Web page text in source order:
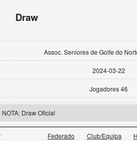
Draw
Assoc. Seniores de Golfe do
2024-03-22
Jogadores 46
NOTA: Draw Oficial
Federado Club/Equipa